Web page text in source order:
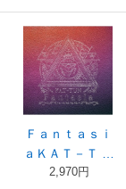
Ｈｏｎｅｙ
ＫＡＴ－ＴＵＮ
3,080円